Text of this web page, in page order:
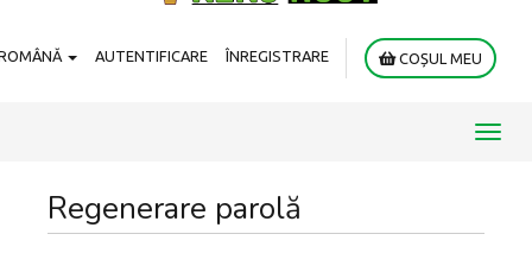
AUTENTIFICARE ÎNREGISTRARE COȘUL MEU
Regenerare parolă